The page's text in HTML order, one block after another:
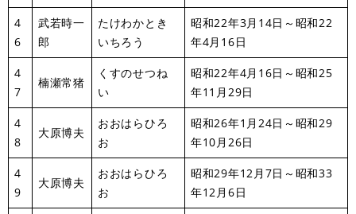
4
6
武若時一
郎
たけわかとき
いちろう
昭和22年3月14日～昭和22
年4月16日
4
7
楠瀬常猪
くすのせつね
い
昭和22年4月16日～昭和25
年11月29日
4
8
大原博夫
おおはらひろ
お
昭和26年1月24日～昭和29
年10月26日
4
9
大原博夫
おおはらひろ
お
昭和29年12月7日～昭和33
年12月6日